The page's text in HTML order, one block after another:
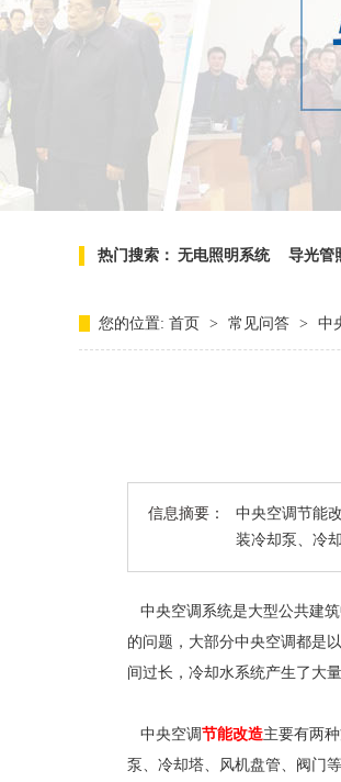
热门搜索： 无电照明系统 导光管
您的位置: 首页 > 常见问答 > 中
信息摘要：
中央空调节能
装冷却泵、冷
中央空调系统是大型公共建
的问题，大部分中央空调都是
间过长，冷却水系统产生了大
中央空调节能改造主要有两
泵、冷却塔、风机盘管、阀门